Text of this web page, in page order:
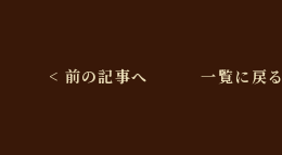
< 前の記事へ 一覧に戻る